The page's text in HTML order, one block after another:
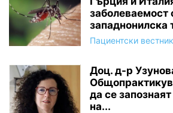
заболеваемост
западнонилска
Пациентски вестник
Доц. д-р
да се
на...